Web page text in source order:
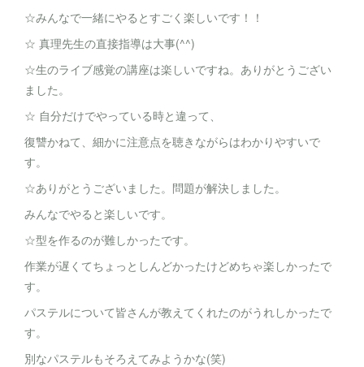
☆みんなで一緒にやるとすごく楽しいです！！
☆ 真理先生の直接指導は大事(^^)
☆生のライブ感覚の講座は楽しいですね。ありがとうござい
ました。
☆ 自分だけでやっている時と違って、
復讐かねて、細かに注意点を聴きながらはわかりやすいで
す。
☆ありがとうございました。問題が解決しました。
みんなでやると楽しいです。
☆型を作るのが難しかったです。
作業が遅くてちょっとしんどかったけどめちゃ楽しかったで
す。
パステルについて皆さんが教えてくれたのがうれしかったで
す。
別なパステルもそろえてみようかな(笑)